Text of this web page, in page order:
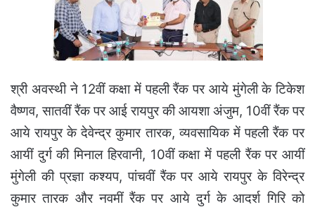
श्री अवस्थी ने 12वीं कक्षा में पहली रैंक पर आये मुंगेली के टिकेश
वैष्णव, सातवीं रैंक पर आई रायपुर की आयशा अंजुम, 10वीं रैंक पर
आये रायपुर के देवेन्द्र कुमार तारक, व्यवसायिक में पहली रैंक पर
आयीं दुर्ग की मिनाल हिरवानी, 10वीं कक्षा में पहली रैंक पर आयीं
मुंगेली की प्रज्ञा कश्यप, पांचवीं रैंक पर आये रायपुर के विरेन्द्र
कुमार तारक और नवमीं रैंक पर आये दुर्ग के आदर्श गिरि को